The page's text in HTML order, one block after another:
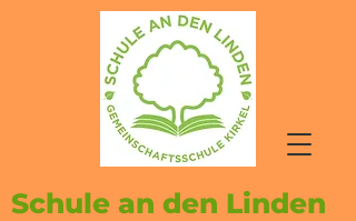
Schule an den Linden